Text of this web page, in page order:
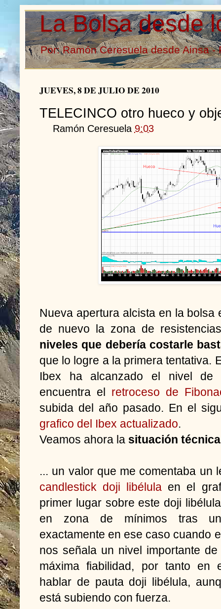
La Bolsa desde
Por: Ramón Ceresuela desde Ainsa -
JUEVES, 8 DE JULIO DE 2010
TELECINCO otro hueco y
Ramón Ceresuela 9:03
Nueva apertura alcista en la bolsa
de nuevo la zona de
niveles que debería costarle
que lo logre a la primera tentativa.
Ibex ha alcanzado el nivel de
encuentra el retroceso de
subida del año pasado. En el
grafico del Ibex actualizado.
Veamos ahora la situación
... un valor que me comentaba un
candlestick doji libélula en el
primer lugar sobre este doji
en zona de mínimos tras
exactamente en ese caso cuando
nos señala un nivel importante
máxima fiabilidad, por tanto en
hablar de pauta doji libélula,
está subiendo con fuerza.